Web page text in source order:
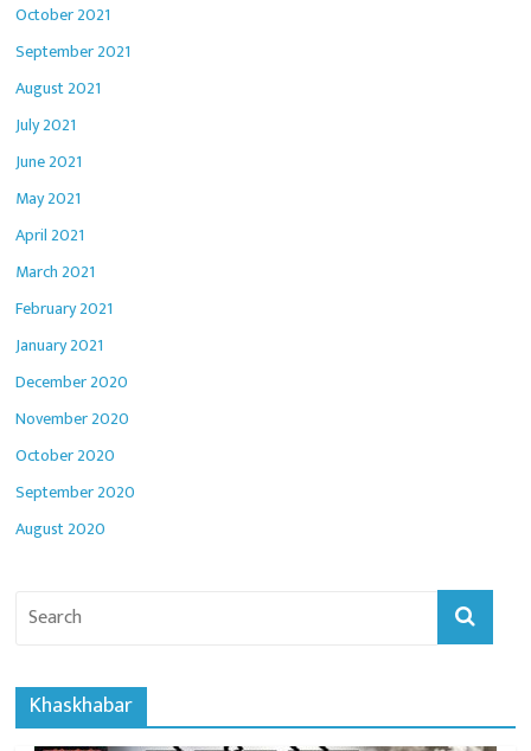
October 2021
September 2021
August 2021
July 2021
June 2021
May 2021
April 2021
March 2021
February 2021
January 2021
December 2020
November 2020
October 2020
September 2020
August 2020
Khaskhabar